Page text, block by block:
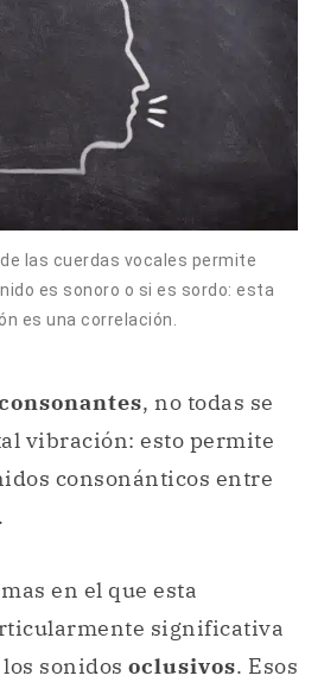
las cuerdas vocales permite
es sonoro o si es sordo: esta
es una correlación.
, no todas se
vibración: esto permite
consonánticos entre
en el que esta
significativa
sonidos oclusivos. Esos